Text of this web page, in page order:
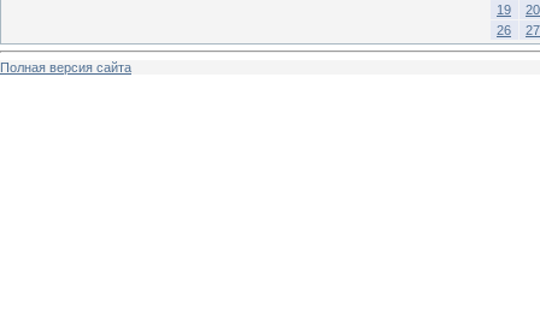
19
20
26
27
Полная версия сайта